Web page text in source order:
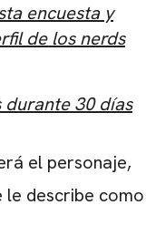
encuesta y
de los nerds
30 días
el personaje,
le describe como